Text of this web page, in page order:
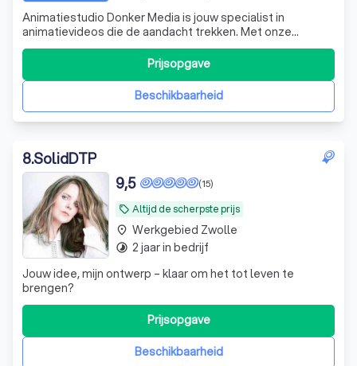
Animatiestudio Donker Media is jouw specialist in
animatievideos die de aandacht trekken. Met onze
animatie studio in Eindhoven verrassen we met creatieve
concepten die precies vertellen wat jij wilt overbrengen.
Dat doen we met een klein team van ervaren experts
vanuit Eindhoven, voor opdrachtgever
Beschikbaarheid
Prijsopgave
8.SolidDTP
local_offer Altijd de scherpste prijs
(15)
9,5
Jouw idee, mijn ontwerp – klaar om het tot leven te
brengen?
Beschikbaarheid
Prijsopgave
place Werkgebied Zwolle
timelapse 2 jaar in bedrijf